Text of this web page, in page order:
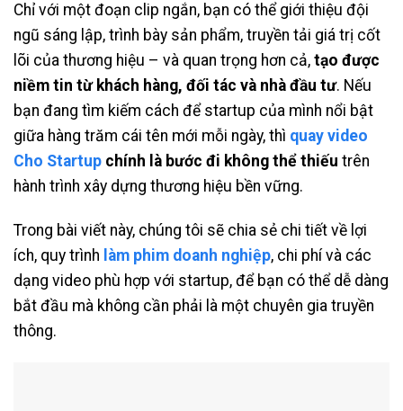
Chỉ với một đoạn clip ngắn, bạn có thể giới thiệu đội
ngũ sáng lập, trình bày sản phẩm, truyền tải giá trị cốt
lõi của thương hiệu – và quan trọng hơn cả, tạo được
niềm tin từ khách hàng, đối tác và nhà đầu tư. Nếu
bạn đang tìm kiếm cách để startup của mình nổi bật
giữa hàng trăm cái tên mới mỗi ngày, thì quay video
Cho Startup chính là bước đi không thể thiếu trên
hành trình xây dựng thương hiệu bền vững.
Trong bài viết này, chúng tôi sẽ chia sẻ chi tiết về lợi
ích, quy trình làm phim doanh nghiệp, chi phí và các
dạng video phù hợp với startup, để bạn có thể dễ dàng
bắt đầu mà không cần phải là một chuyên gia truyền
thông.